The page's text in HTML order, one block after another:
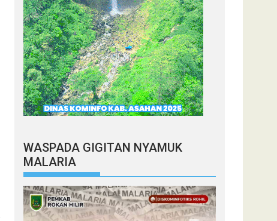
WASPADA GIGITAN NYAMUK
MALARIA